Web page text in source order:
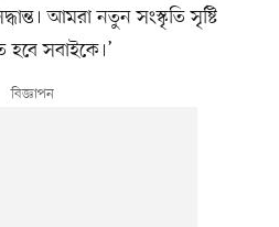
আমরা নতুন সংস্কৃতি সৃষ্টি
সবাইকে।’